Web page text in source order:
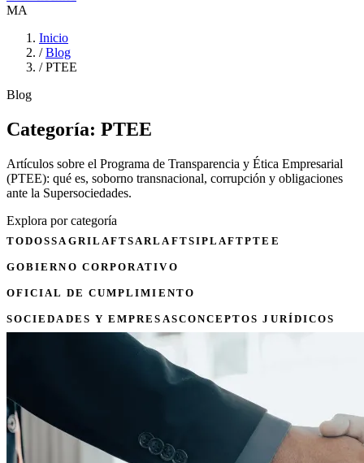
MA
Inicio
/ Blog
/ PTEE
Blog
Categoría: PTEE
Artículos sobre el Programa de Transparencia y Ética Empresarial
(PTEE): qué es, soborno transnacional, corrupción y obligaciones
ante la Supersociedades.
Explora por categoría
TODOSSAGRILAFTSARLAFTSIPLAFTPTEE
GOBIERNO CORPORATIVO
OFICIAL DE CUMPLIMIENTO
SOCIEDADES Y EMPRESASCONCEPTOS JURÍDICOS